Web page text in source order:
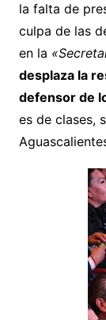
la falta de
culpa de las
en la
desplaza la
defensor de
es de clases,